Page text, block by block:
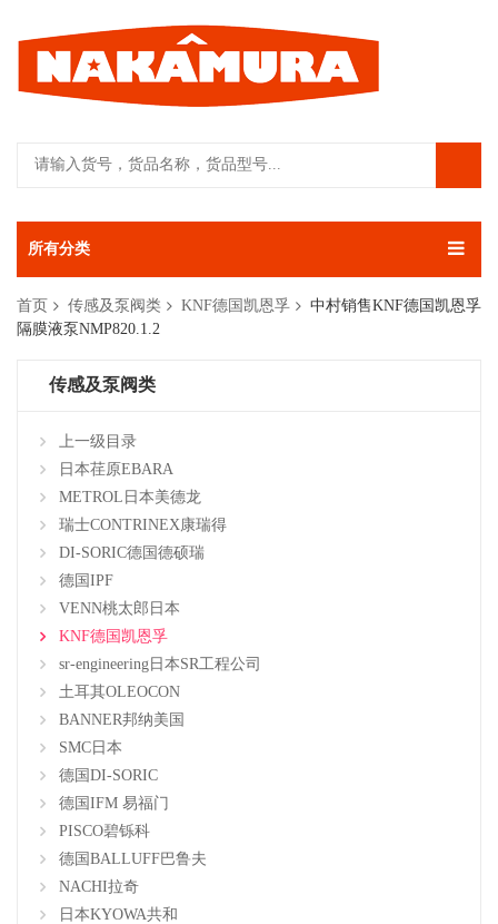
所有分类
首页 传感及泵阀类 KNF德国凯恩孚
中村销售KNF德国凯恩孚
隔膜液泵NMP820.1.2
传感及泵阀类
上一级目录
日本荏原EBARA
METROL日本美德龙
瑞士CONTRINEX康瑞得
DI-SORIC德国德硕瑞
德国IPF
VENN桃太郎日本
KNF德国凯恩孚
sr-engineering日本SR工程公司
土耳其OLEOCON
BANNER邦纳美国
SMC日本
德国DI-SORIC
德国IFM 易福门
PISCO碧铄科
德国BALLUFF巴鲁夫
NACHI拉奇
日本KYOWA共和